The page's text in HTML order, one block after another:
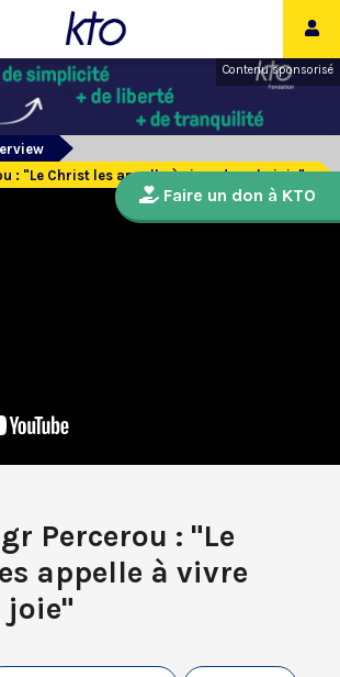
Contenu sponsorisé
: "Le Christ les appelle à vivre dans la joie"
Percerou : "Le
appelle à vivre
joie"
Faire un don à KTO